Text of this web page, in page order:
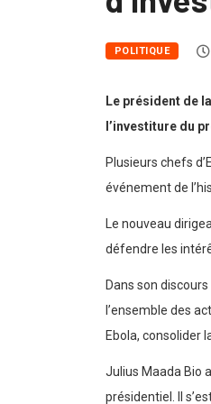
POLITIQUE
Le président de
l’investiture du
Plusieurs chefs
événement de
Le nouveau
défendre les
Dans son
l’ensemble des
Ebola, consolider
Julius Maada Bio
présidentiel. Il